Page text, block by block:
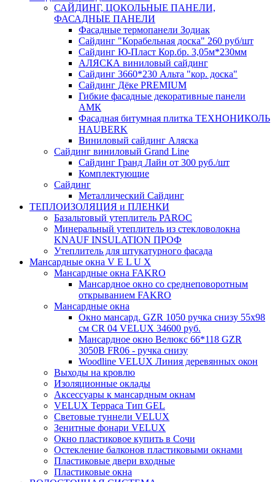
САЙДИНГ, ЦОКОЛЬНЫЕ ПАНЕЛИ,
ФАСАДНЫЕ ПАНЕЛИ
Фасадные термопанели Зодиак
Сайдинг "Корабельная доска" 260 руб/шт
Сайдинг Ю-Пласт Кор.бр. 3,05м*230мм
АЛЯСКА виниловый сайдинг
Сайдинг 3660*230 Альта "кор. доска"
Сайдинг Дёке PREMIUM
Гибкие фасадные декоративные панели
АМК
Фасадная битумная плитка ТЕХНОНИКОЛЬ
HAUBERK
Виниловый сайдинг Аляска
Сайдинг виниловый Grand Line
Сайдинг Гранд Лайн от 300 руб./шт
Комплектующие
Сайдинг
Металлический Сайдинг
ТЕПЛОИЗОЛЯЦИЯ и ПЛЕНКИ
Базальтовый утеплитель PAROC
Минеральный утеплитель из стекловолокна
KNAUF INSULATION ПРОФ
Утеплитель для штукатурного фасада
Мансардные окна V E L U X
Мансардные окна FAKRO
Мансардное окно со среднеповоротным
открыванием FAKRO
Мансардные окна
Окно мансард. GZR 1050 ручка снизу 55х98
см CR 04 VELUX 34600 руб.
Мансардное окно Велюкс 66*118 GZR
3050B FR06 - ручка снизу
Woodline VELUX Линия деревянных окон
Выходы на кровлю
Изоляционные оклады
Аксессуары к мансардным окнам
VELUX Терраса Тип GEL
Световые туннели VELUX
Зенитные фонари VELUX
Окно пластиковое купить в Сочи
Остекление балконов пластиковыми окнами
Пластиковые двери входные
Пластиковые окна